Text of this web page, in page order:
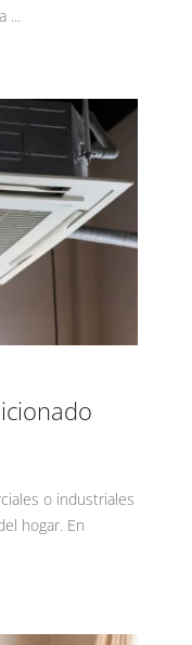
...
o industriales
hogar. En